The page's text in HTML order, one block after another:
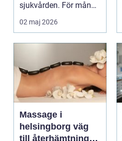
sjukvården. För många
i Svedala handlar v...
02 maj 2026
Massage i
helsingborg väg
till återhämtning